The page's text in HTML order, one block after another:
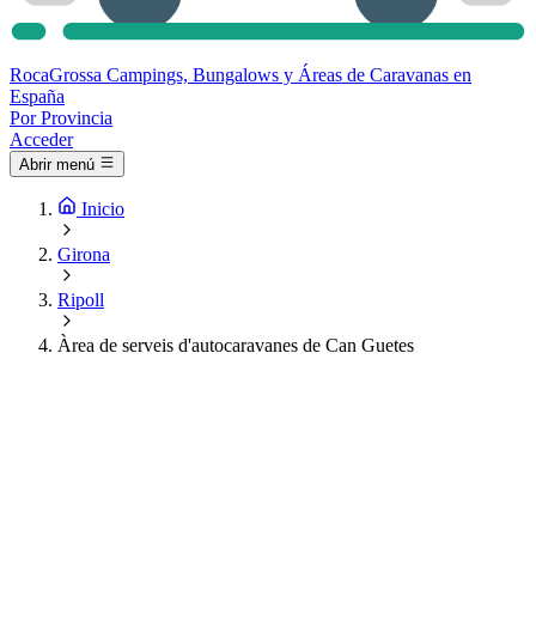
RocaGrossa Campings, Bungalows y Áreas de Caravanas en
España
Por Provincia
Acceder
Abrir menú
Inicio
Girona
Ripoll
Àrea de serveis d'autocaravanes de Can Guetes